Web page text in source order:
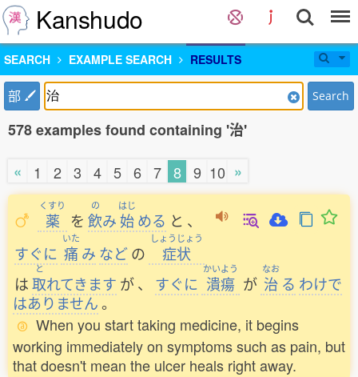
Kanshudo
SEARCH EXAMPLE SEARCH RESULTS
部 Search
578 examples found containing '治'
« 1 2 3 4 5 6 7 8 9 10 »
くすり
薬 を
の
飲み
はじ
始める と 、
すぐに
いた
痛 み などの
しょうじょう
症状
は
と
取れてきます が、 すぐに
かいよう
潰瘍 が
なお
治 る わけで
はありません。
When you start taking medicine, it begins
working immediately on symptoms such as pain, but
that doesn't mean the ulcer heals right away.